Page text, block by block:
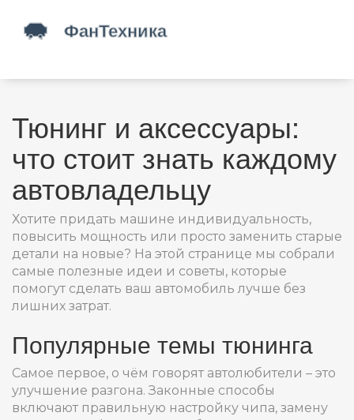
Тюнинг и аксессуары:
что стоит знать каждому
автовладельцу
Хотите придать машине индивидуальность,
повысить мощность или просто заменить старые
детали на новые? На этой странице мы собрали
самые полезные идеи и советы, которые
помогут сделать ваш автомобиль лучше без
лишних затрат.
Популярные темы тюнинга
Самое первое, о чём говорят автолюбители – это
улучшение разгона. Законные способы
включают правильную настройку чипа, замену